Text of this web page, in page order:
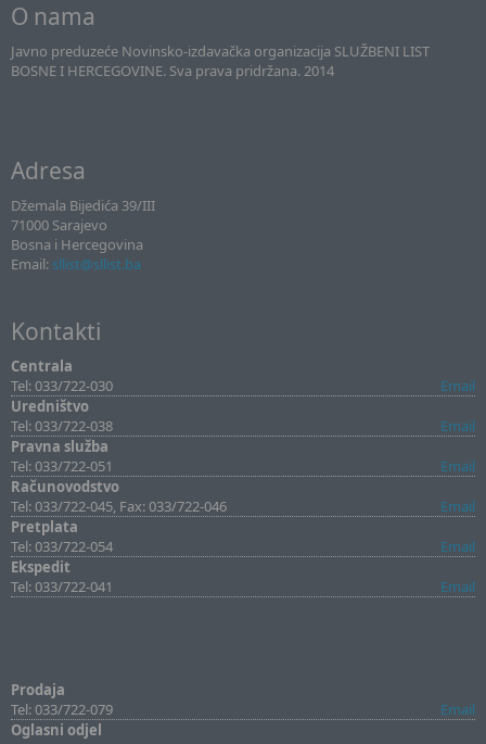
O nama
Javno preduzeće Novinsko-izdavačka organizacija SLUŽBENI LIST
BOSNE I HERCEGOVINE. Sva prava pridržana. 2014
Adresa
Džemala Bijedića 39/III
71000 Sarajevo
Bosna i Hercegovina
Email: sllist@sllist.ba
Kontakti
Centrala
Tel: 033/722-030
Email
Uredništvo
Tel: 033/722-038
Email
Pravna služba
Tel: 033/722-051
Email
Računovodstvo
Tel: 033/722-045, Fax: 033/722-046
Email
Pretplata
Tel: 033/722-054
Email
Ekspedit
Tel: 033/722-041
Email
Prodaja
Tel: 033/722-079
Email
Oglasni odjel